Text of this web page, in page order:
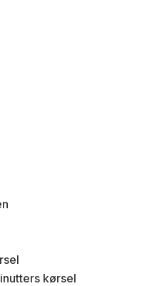
kørsel